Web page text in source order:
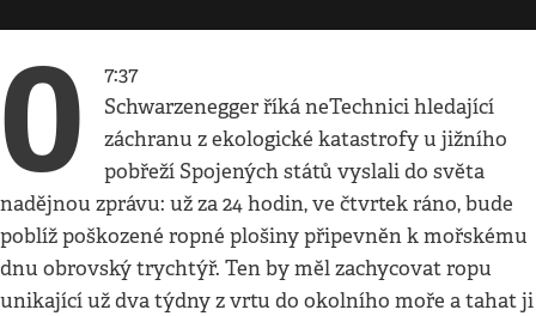
0
7:37
Schwarzenegger říká neTechnici hledající
záchranu z ekologické katastrofy u jižního
pobřeží Spojených států vyslali do světa
nadějnou zprávu: už za 24 hodin, ve čtvrtek ráno, bude
poblíž poškozené ropné plošiny připevněn k mořskému
dnu obrovský trychtýř. Ten by měl zachycovat ropu
unikající už dva týdny z vrtu do okolního moře a tahat ji